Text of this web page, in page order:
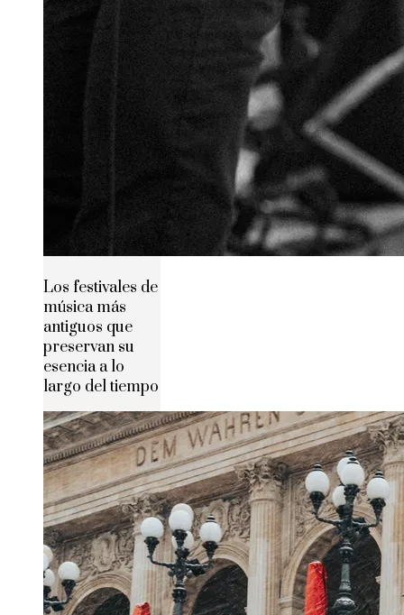
Los festivales de
música más
antiguos que
preservan su
esencia a lo
largo del tiempo